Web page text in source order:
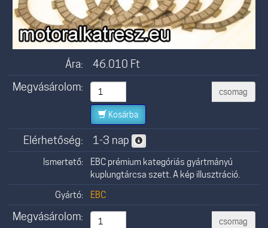
Ára: 46.010 Ft
Megvásárolom:
csomag
Kosárba
Elérhetőség: 1-3 nap
Ismertető:
EBC prémium kategóriás gyártmányú
kuplungtárcsa szett. A kép illusztráció.
Gyártó:
EBC
Megvásárolom: csomag